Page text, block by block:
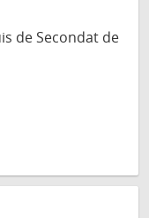
de Secondat de